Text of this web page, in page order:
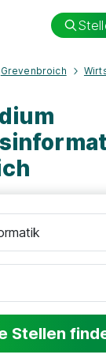
Grevenbroich
Stellen